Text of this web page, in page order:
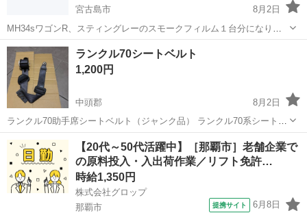
宮古島市
8月2日
MH34sワゴンR、スティングレーのスモークフィルム１台分になりま
す。 フロント左右、フロント小窓左右 リア左右、リアクォーター左
右、ハッチ(リアゲート)になります。 １２％。カット済みフィルムな
んで素人でも簡単に張れ...
沖縄 宮古島市 内装、インテリア ワゴンR
ランクル70シートベルト
1,200円
中頭郡
8月2日
ランクル70助手席シートベルト（ジャンク品） ランクル70系シートベ
ルトになります。 ショートかミドルから外した記憶がありますが 年式
等わかりません。 何にか部品が足りてませんのでジャンク扱いです。
現物確認して購入判断し...
内装、インテリア ランクル
【20代～50代活躍中】［那覇市］老舗企業で
の原料投入・入出荷作業／リフト免許…
時給1,350円
株式会社グロップ
那覇市
提携サイト 6月8日